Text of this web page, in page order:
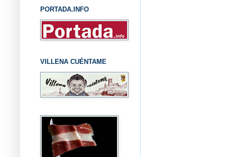
PORTADA.INFO
VILLENA CUÉNTAME